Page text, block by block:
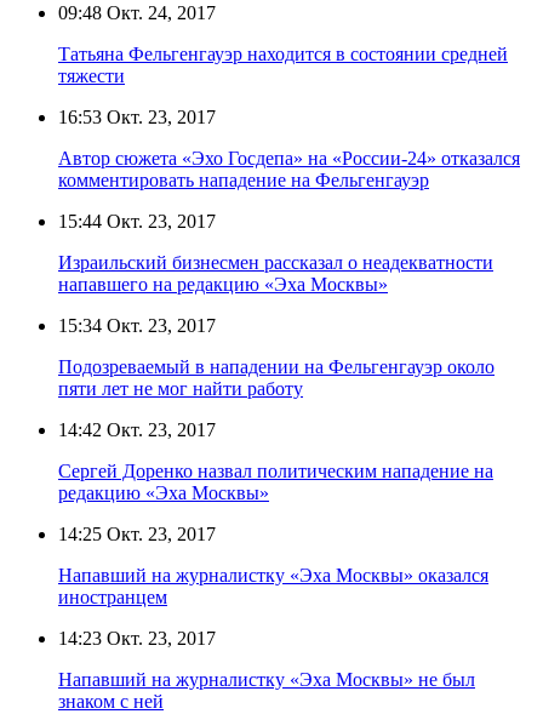
09:48 Окт. 24, 2017
Татьяна Фельгенгауэр находится в состоянии средней
тяжести
16:53 Окт. 23, 2017
Автор сюжета «Эхо Госдепа» на «России-24» отказался
комментировать нападение на Фельгенгауэр
15:44 Окт. 23, 2017
Израильский бизнесмен рассказал о неадекватности
напавшего на редакцию «Эха Москвы»
15:34 Окт. 23, 2017
Подозреваемый в нападении на Фельгенгауэр около
пяти лет не мог найти работу
14:42 Окт. 23, 2017
Сергей Доренко назвал политическим нападение на
редакцию «Эха Москвы»
14:25 Окт. 23, 2017
Напавший на журналистку «Эха Москвы» оказался
иностранцем
14:23 Окт. 23, 2017
Напавший на журналистку «Эха Москвы» не был
знаком с ней